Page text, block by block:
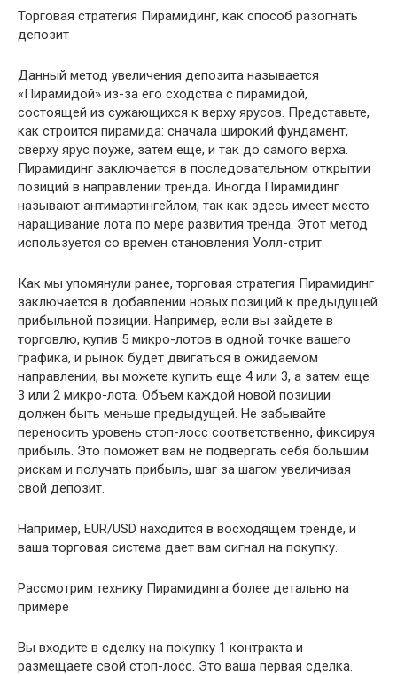
Торговая стратегия Пирамидинг, как способ разогнать
депозит
Данный метод увеличения депозита называется
«Пирамидой» из-за его сходства с пирамидой,
состоящей из сужающихся к верху ярусов. Представьте,
как строится пирамида: сначала широкий фундамент,
сверху ярус поуже, затем еще, и так до самого верха.
Пирамидинг заключается в последовательном открытии
позиций в направлении тренда. Иногда Пирамидинг
называют антимартингейлом, так как здесь имеет место
наращивание лота по мере развития тренда. Этот метод
используется со времен становления Уолл-стрит.
Как мы упомянули ранее, торговая стратегия Пирамидинг
заключается в добавлении новых позиций к предыдущей
прибыльной позиции. Например, если вы зайдете в
торговлю, купив 5 микро-лотов в одной точке вашего
графика, и рынок будет двигаться в ожидаемом
направлении, вы можете купить еще 4 или 3, а затем еще
3 или 2 микро-лота. Объем каждой новой позиции
должен быть меньше предыдущей. Не забывайте
переносить уровень стоп-лосс соответственно, фиксируя
прибыль. Это поможет вам не подвергать себя большим
рискам и получать прибыль, шаг за шагом увеличивая
свой депозит.
Например, EUR/USD находится в восходящем тренде, и
ваша торговая система дает вам сигнал на покупку.
Рассмотрим технику Пирамидинга более детально на
примере
Вы входите в сделку на покупку 1 контракта и
размещаете свой стоп-лосс. Это ваша первая сделка.